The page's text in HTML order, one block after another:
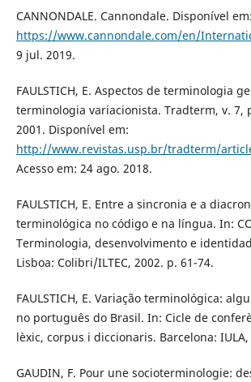
CANNONDALE. Cannondale. Disponível em:
https://www.cannondale.com/en/
9 jul. 2019.
FAULSTICH, E. Aspectos de terminologia
terminologia variacionista. Tradterm, v. 7,
2001. Disponível em:
http://www.revistas.usp.br/tradterm/
Acesso em: 24 ago. 2018.
FAULSTICH, E. Entre a sincronia e a
terminológica no código e na língua. In:
Terminologia, desenvolvimento e
Lisboa: Colibri/ILTEC, 2002. p. 61-74.
FAULSTICH, E. Variação terminológica:
no português do Brasil. In: Cicle de
lèxic, corpus i diccionaris. Barcelona: IULA,
GAUDIN, F. Pour une socioterminologie: